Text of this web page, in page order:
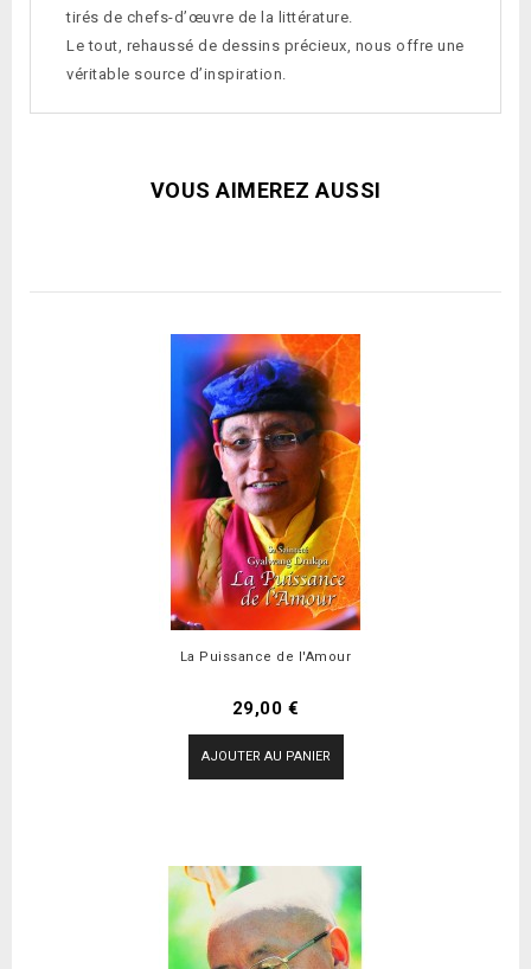
tirés de chefs-d’œuvre de la littérature.
Le tout, rehaussé de dessins précieux, nous offre une
véritable source d’inspiration.
VOUS AIMEREZ AUSSI
La Puissance de l'Amour
Prix
29,00 €
AJOUTER AU PANIER